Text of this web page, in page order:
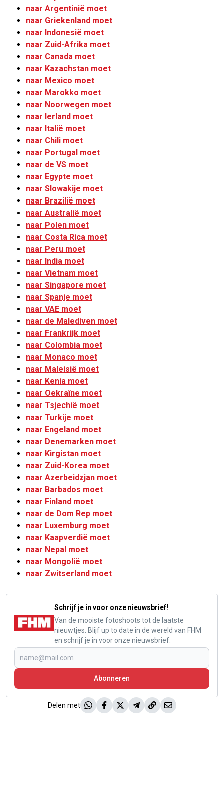
naar Argentinië moet
naar Griekenland moet
naar Indonesië moet
naar Zuid-Afrika moet
naar Canada moet
naar Kazachstan moet
naar Mexico moet
naar Marokko moet
naar Noorwegen moet
naar Ierland moet
naar Italië moet
naar Chili moet
naar Portugal moet
naar de VS moet
naar Egypte moet
naar Slowakije moet
naar Brazilië moet
naar Australië moet
naar Polen moet
naar Costa Rica moet
naar Peru moet
naar India moet
naar Vietnam moet
naar Singapore moet
naar Spanje moet
naar VAE moet
naar de Malediven moet
naar Frankrijk moet
naar Colombia moet
naar Monaco moet
naar Maleisië moet
naar Kenia moet
naar Oekraïne moet
naar Tsjechië moet
naar Turkije moet
naar Engeland moet
naar Denemarken moet
naar Kirgistan moet
naar Zuid-Korea moet
naar Azerbeidzjan moet
naar Barbados moet
naar Finland moet
naar de Dom Rep moet
naar Luxemburg moet
naar Kaapverdië moet
naar Nepal moet
naar Mongolië moet
naar Zwitserland moet
Schrijf je in voor onze nieuwsbrief!
Van de mooiste fotoshoots tot de laatste
nieuwtjes. Blijf up to date in de wereld van FHM
en schrijf je in voor onze nieuwsbrief.
Abonneren
Delen met